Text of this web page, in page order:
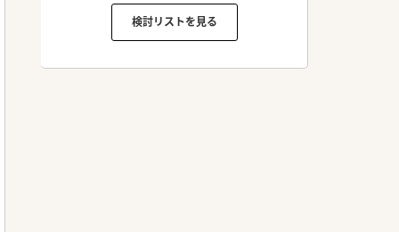
検討リストを見る